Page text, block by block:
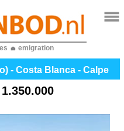
emigration
- Costa Blanca - Calpe